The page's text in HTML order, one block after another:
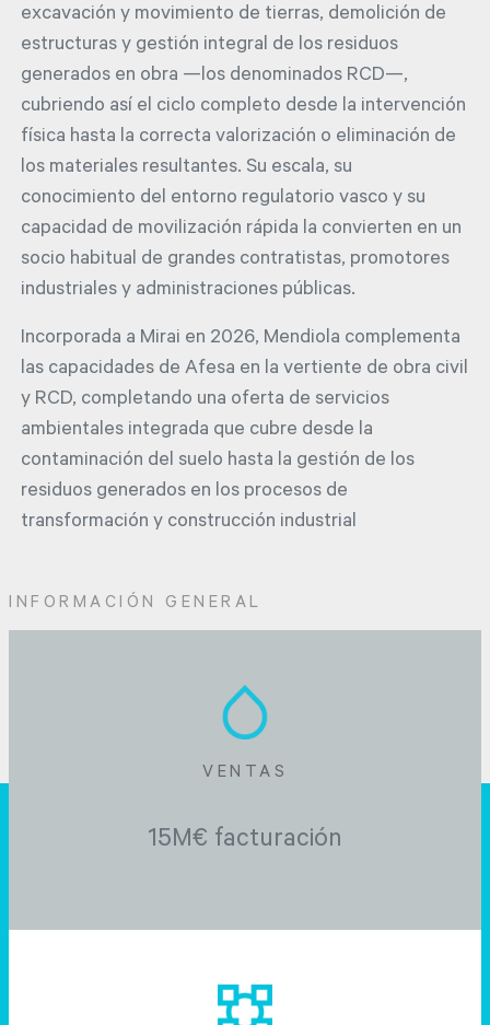
excavación y movimiento de tierras, demolición de
estructuras y gestión integral de los residuos
generados en obra —los denominados RCD—,
cubriendo así el ciclo completo desde la intervención
física hasta la correcta valorización o eliminación de
los materiales resultantes. Su escala, su
conocimiento del entorno regulatorio vasco y su
capacidad de movilización rápida la convierten en un
socio habitual de grandes contratistas, promotores
industriales y administraciones públicas.
Incorporada a Mirai en 2026, Mendiola complementa
las capacidades de Afesa en la vertiente de obra civil
y RCD, completando una oferta de servicios
ambientales integrada que cubre desde la
contaminación del suelo hasta la gestión de los
residuos generados en los procesos de
transformación y construcción industrial
INFORMACIÓN GENERAL
VENTAS
15M€ facturación